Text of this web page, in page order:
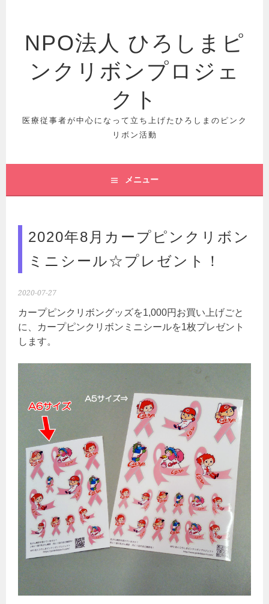
NPO法人 ひろしまピ
ンクリボンプロジェ
クト
医療従事者が中心になって立ち上げたひろしまのピンク
リボン活動
メニュー
2020年8月カープピンクリボン
ミニシール☆プレゼント！
2020-07-27
カープピンクリボングッズを1,000円お買い上げごと
に、カープピンクリボンミニシールを1枚プレゼント
します。